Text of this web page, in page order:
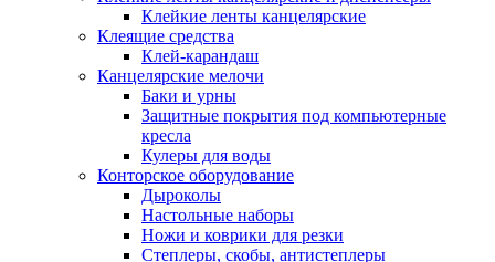
Клейкие ленты канцелярские
Клеящие средства
Клей-карандаш
Канцелярские мелочи
Баки и урны
Защитные покрытия под компьютерные
кресла
Кулеры для воды
Конторское оборудование
Дыроколы
Настольные наборы
Ножи и коврики для резки
Степлеры, скобы, антистеплеры